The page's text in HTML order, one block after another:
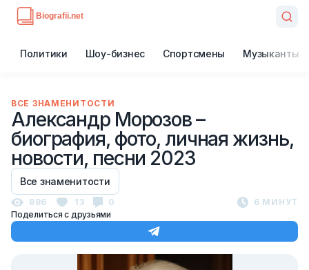
Политики Шоу-бизнес Спортсмены Музыканты
ВСЕ ЗНАМЕНИТОСТИ
Александр Морозов –
биография, фото, личная жизнь,
новости, песни 2023
Все знаменитости
886 13 0
6 МИНУТ
Поделиться с друзьями